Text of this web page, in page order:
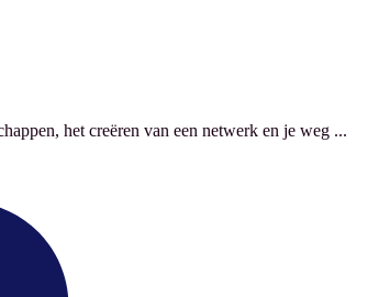
het creëren van een netwerk en je weg ...